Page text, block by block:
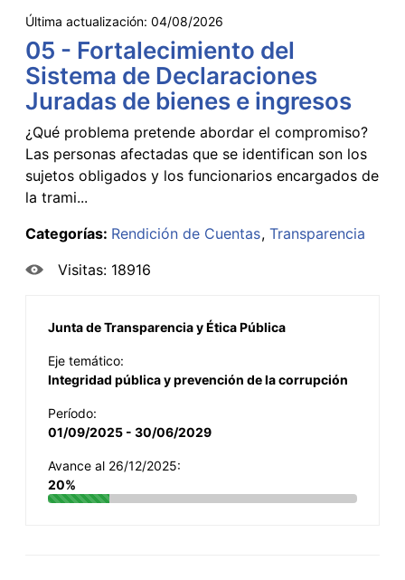
Última actualización: 04/08/2026
05 - Fortalecimiento del
Sistema de Declaraciones
Juradas de bienes e ingresos
¿Qué problema pretende abordar el compromiso?
Las personas afectadas que se identifican son los
sujetos obligados y los funcionarios encargados de
la trami...
Categorías: Rendición de Cuentas Transparencia
Visitas: 18916
Junta de Transparencia y Ética Pública
Eje temático:
Integridad pública y prevención de la corrupción
Período:
01/09/2025 - 30/06/2029
Avance al 26/12/2025:
20%